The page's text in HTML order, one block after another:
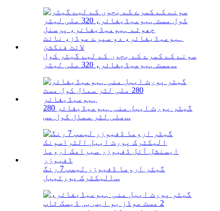
سونے کے کمرے کے بچوں کے لیے گیٹر کول
مسٹ ہیومیڈیفائر، 320 ملی لیٹر...
گیٹر پورٹ ایبل منی ہیومیڈیفائر 280
ملی لٹر سمال کول مس...
گیٹر اروما ڈفیوزر لیمپ 7 رنگ
الیکٹرک پورٹیبل...